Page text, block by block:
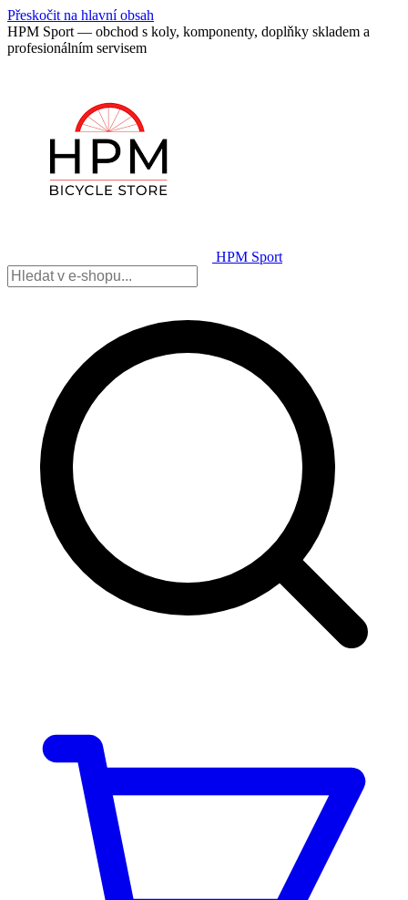
Přeskočit na hlavní obsah
HPM Sport — obchod s koly, komponenty, doplňky skladem a
profesionálním servisem
HPM Sport